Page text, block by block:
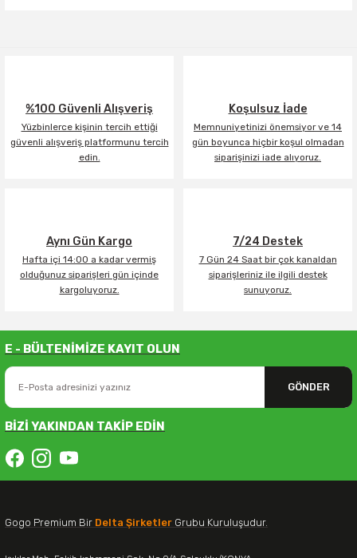
%100 Güvenli Alışveriş
Yüzbinlerce kişinin tercih ettiği
güvenli alışveriş platformunu tercih
edin.
Koşulsuz İade
Memnuniyetinizi önemsiyor ve 14
gün boyunca hiçbir koşul olmadan
siparişinizi iade alıyoruz.
Aynı Gün Kargo
Hafta içi 14:00 a kadar vermiş
olduğunuz siparişleri gün içinde
kargoluyoruz.
7/24 Destek
7 Gün 24 Saat bir çok kanaldan
siparişleriniz ile ilgili destek
sunuyoruz.
E - BÜLTENİMİZE KAYIT OLUN
GÖNDER
BİZİ YAKINDAN TAKİP EDİN
Gogo Premium Bir Delta Şirketler Grubu Kuruluşudur.